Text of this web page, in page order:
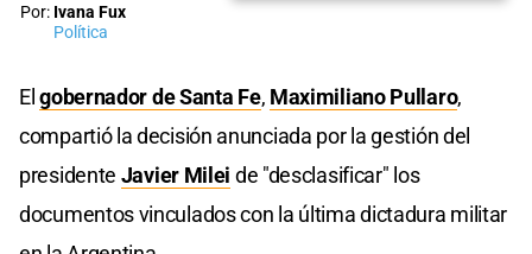
Por: Ivana Fux
Política
Elgobernador de Santa Fe, Maximiliano Pullaro,
compartió la decisión anunciada por la gestión del
presidente Javier Milei de "desclasificar" los
documentos vinculados con la última dictadura militar